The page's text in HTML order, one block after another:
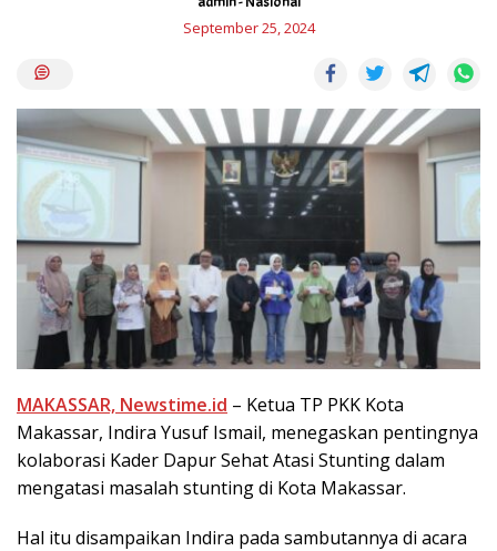
September 25, 2024
MAKASSAR, Newstime.id – Ketua TP PKK Kota
Makassar, Indira Yusuf Ismail, menegaskan pentingnya
kolaborasi Kader Dapur Sehat Atasi Stunting dalam
mengatasi masalah stunting di Kota Makassar.
Hal itu disampaikan Indira pada sambutannya di acara